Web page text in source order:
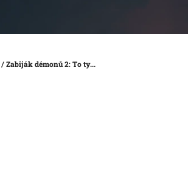
/Zabiják démonů 2: To ty...